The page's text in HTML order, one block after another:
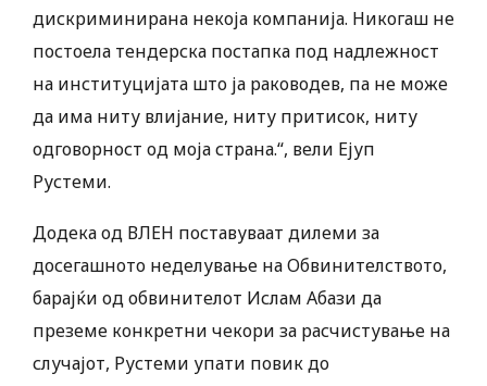
дискриминирана некоја компанија. Никогаш не
постоела тендерска постапка под надлежност
на институцијата што ја раководев, па не може
да има ниту влијание, ниту притисок, ниту
одговорност од моја страна.“, вели Ејуп
Рустеми.
Додека од ВЛЕН поставуваат дилеми за
досегашното неделување на Обвинителството,
барајќи од обвинителот Ислам Абази да
преземе конкретни чекори за расчистување на
случајот, Рустеми упати повик до